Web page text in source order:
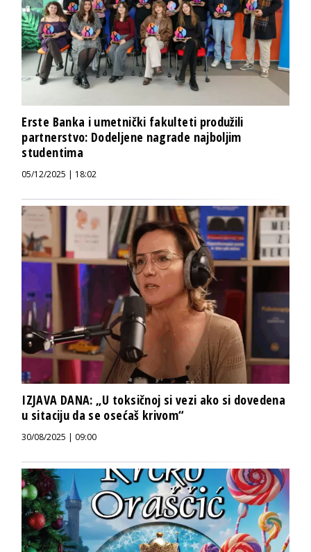
Erste Banka i umetnički fakulteti produžili
partnerstvo: Dodeljene nagrade najboljim
studentima
05/12/2025 | 18:02
IZJAVA DANA: „U toksičnoj si vezi ako si dovedena
u sitaciju da se osećaš krivom“
30/08/2025 | 09:00